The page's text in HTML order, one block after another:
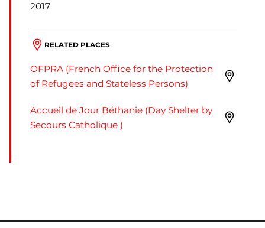
2017
RELATED PLACES
OFPRA (French Office for the Protection
of Refugees and Stateless Persons)
Accueil de Jour Béthanie (Day Shelter by
Secours Catholique )